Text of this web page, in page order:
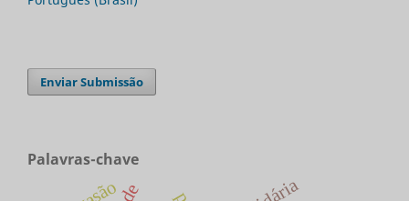
Enviar Submissão
Palavras-chave